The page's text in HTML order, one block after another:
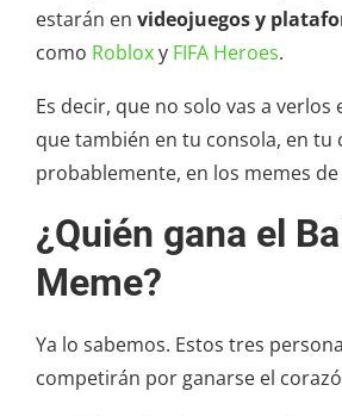
estarán en videojuegos y
como Robloxy FIFA Heroes.
Es decir, que no solo vas a verlos
que también en tu consola, en tu
probablemente, en los memes
¿Quién gana el
Meme?
Ya lo sabemos. Estos tres
competirán por ganarse el